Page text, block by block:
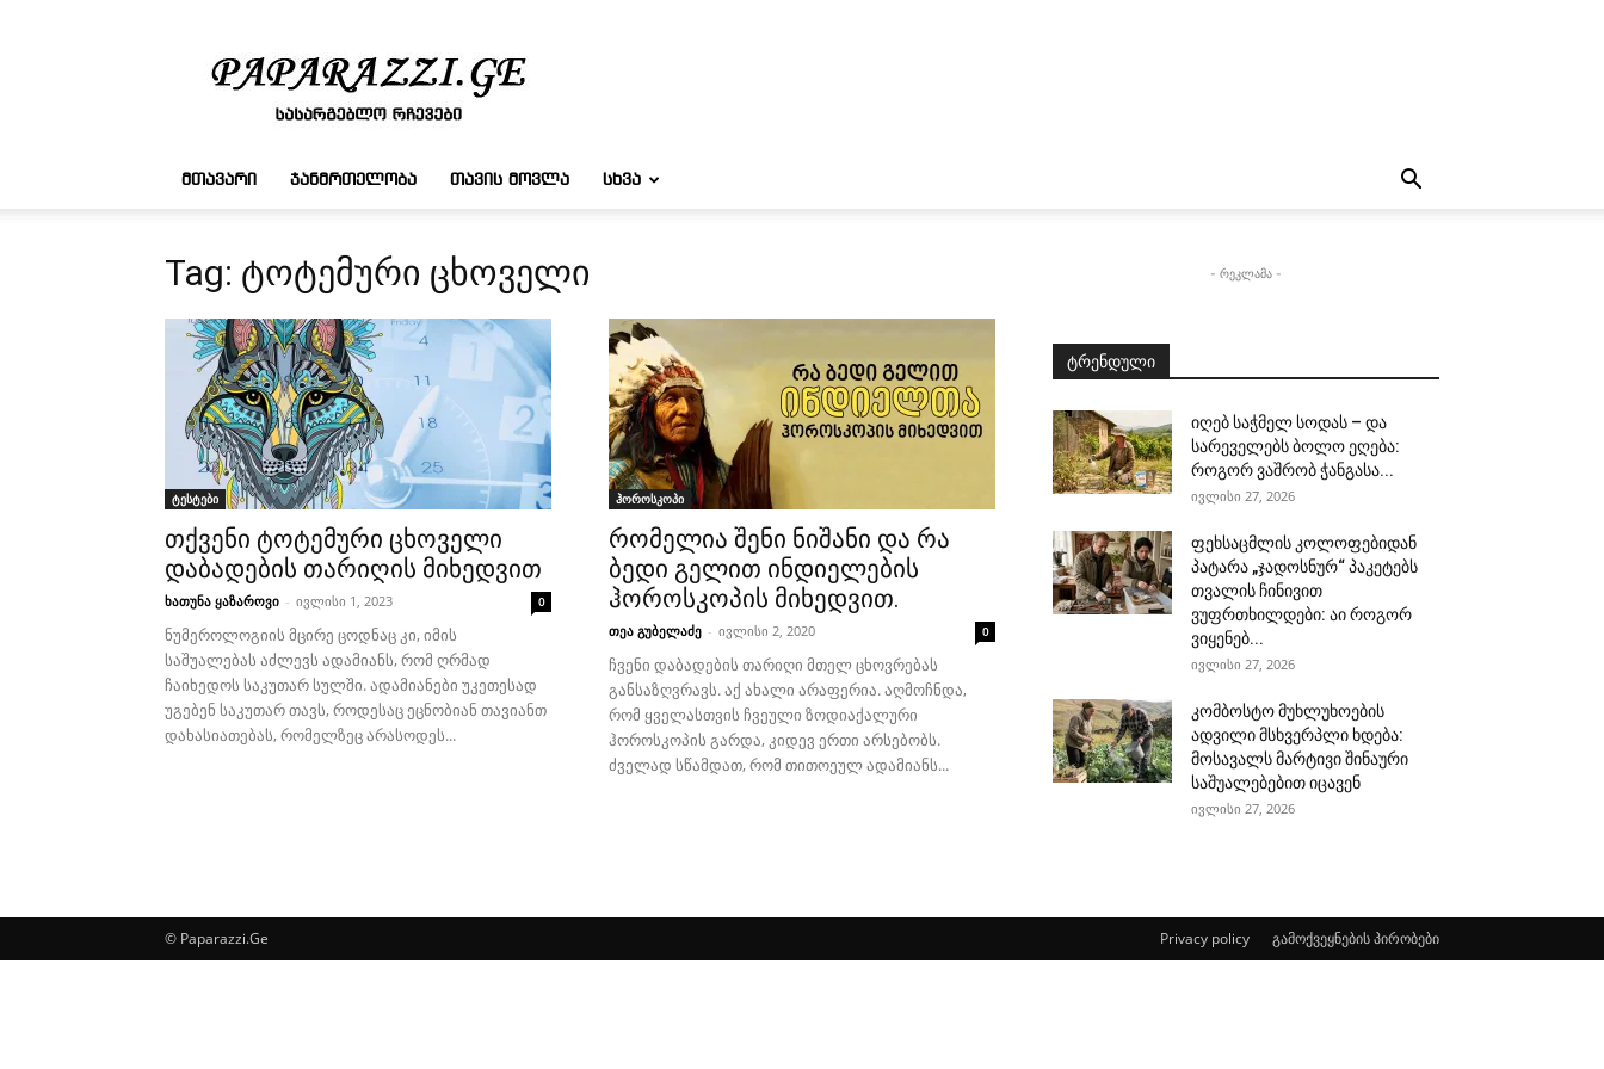
რჩევები
ᲛᲗᲐᲕᲐᲠᲘ ᲯᲐᲜᲛᲠᲗᲔᲚᲝᲑᲐ ᲗᲐᲕᲘᲡ ᲛᲝᲕᲚᲐ ᲡᲮᲕᲐ
Tag: ტოტემური ცხოველი
ტესტები
თქვენი ტოტემური ცხოველი
დაბადების თარიღის მიხედვით
ხათუნა ყაზაროვი - ივლისი 1, 2023 0
ნუმეროლოგიის მცირე ცოდნაც კი, იმის
საშუალებას აძლევს ადამიანს, რომ ღრმად
ჩაიხედოს საკუთარ სულში. ადამიანები უკეთესად
უგებენ საკუთარ თავს, როდესაც ეცნობიან თავიანთ
დახასიათებას, რომელზეც არასოდეს...
ჰოროსკოპი
რომელია შენი ნიშანი და რა
ბედი გელით ინდიელების
ჰოროსკოპის მიხედვით.
თეა გუბელაძე - ივლისი 2, 2020 0
ჩვენი დაბადების თარიღი მთელ ცხოვრებას
განსაზღვრავს. აქ ახალი არაფერია. აღმოჩნდა,
რომ ყველასთვის ჩვეული ზოდიაქალური
ჰოროსკოპის გარდა, კიდევ ერთი არსებობს.
ძველად სწამდათ, რომ თითოეულ ადამიანს...
- რეკლამა -
ტრენდული
იღებ საჭმელ სოდას – და
სარეველებს ბოლო ეღება:
როგორ ვაშრობ ჭანგასა...
ივლისი 27, 2026
ფეხსაცმლის კოლოფებიდან
პატარა „ჯადოსნურ“ პაკეტებს
თვალის ჩინივით
ვუფრთხილდები: აი როგორ
ვიყენებ...
ივლისი 27, 2026
კომბოსტო მუხლუხოების
ადვილი მსხვერპლი ხდება:
მოსავალს მარტივი შინაური
საშუალებებით იცავენ
ივლისი 27, 2026
Privacy policy გამოქვეყნების პირობები
© Paparazzi.Ge